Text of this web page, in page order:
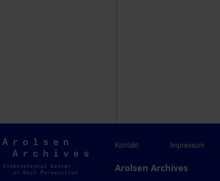
Arolsen
Archives
Kontakt Impressum
Arolsen Archives